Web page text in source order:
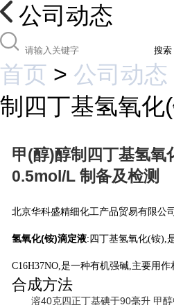
公司动态
搜索
首页 > 公司动态
制四丁基氢氧化
甲(醇)醇制四丁基氢氧
0.5mol/L 制备及检测
北京华科盛精细化工产品贸易有限公
氢氧化(铵)滴定液:四丁基氢氧化(铵),
C16H37NO,是一种有机强碱,主要用作
合成方法
溶40克四正丁基碘于90毫升 甲醇